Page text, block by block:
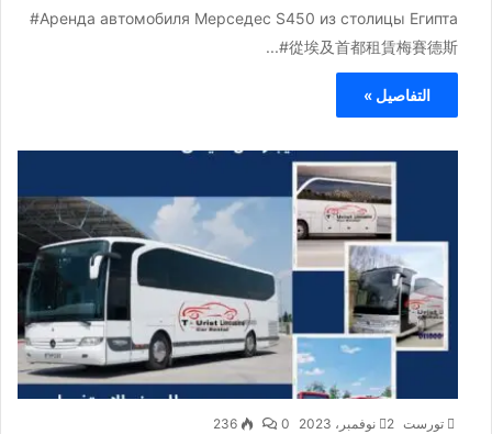
#Аренда автомобиля Мерседес S450 из столицы Египта
#從埃及首都租賃梅賽德斯...
التفاصيل »
تورست 2 نوفمبر، 2023 0
236